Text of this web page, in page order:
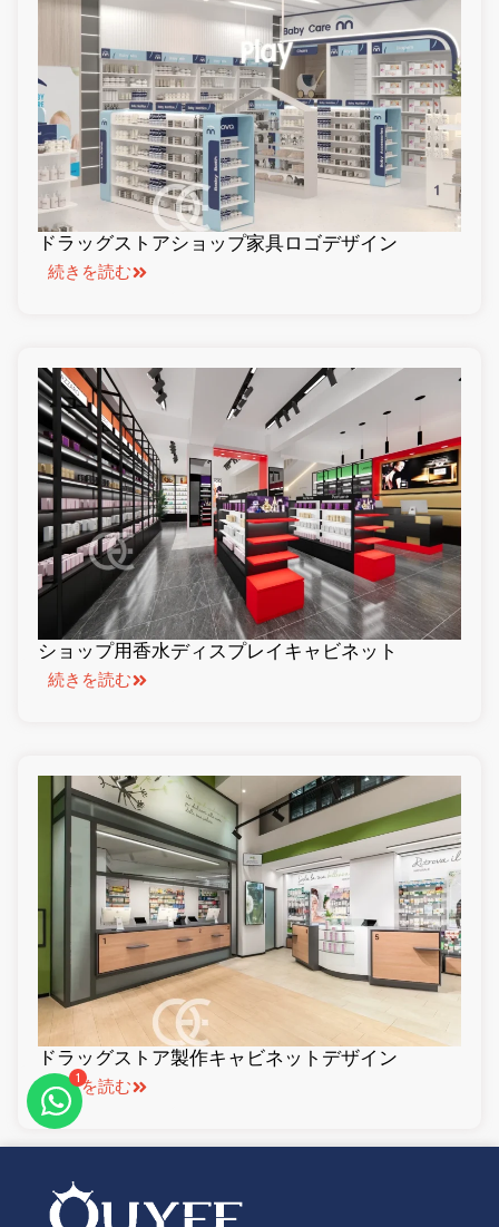
ドラッグストアショップ家具ロゴデザイン
続きを読む
ショップ用香水ディスプレイキャビネット
続きを読む
ドラッグストア製作キャビネットデザイン
続きを読む